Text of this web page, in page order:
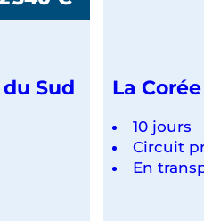
Sud La
10 jours
Circuit
En